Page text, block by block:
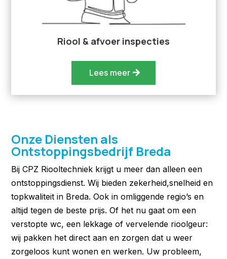
Riool & afvoer inspecties
Lees meer
Onze Diensten als
Ontstoppingsbedrijf Breda
Bij CPZ Riooltechniek krijgt u meer dan alleen een
ontstoppingsdienst. Wij bieden zekerheid,snelheid en
topkwaliteit in Breda. Ook in omliggende regio’s en
altijd tegen de beste prijs. Of het nu gaat om een
verstopte wc, een lekkage of vervelende rioolgeur:
wij pakken het direct aan en zorgen dat u weer
zorgeloos kunt wonen en werken. Uw probleem,